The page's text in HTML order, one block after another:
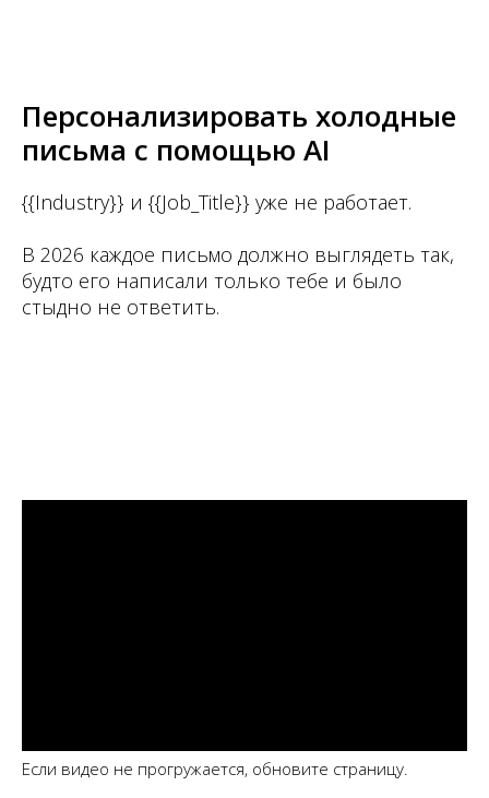
Персонализировать холодные
письма с помощью AI
{{Industry}} и {{Job_Title}} уже не работает.
В 2026 каждое письмо должно выглядеть так,
будто его написали только тебе и было
стыдно не ответить.
Если видео не прогружается, обновите страницу.